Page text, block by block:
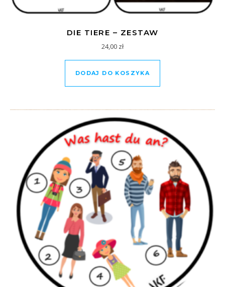
DIE TIERE – ZESTAW
24,00 zł
DODAJ DO KOSZYKA